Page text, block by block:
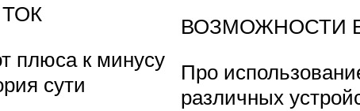
плюса к минусу
сути
ВОЗМОЖНОСТИ
Про
различных